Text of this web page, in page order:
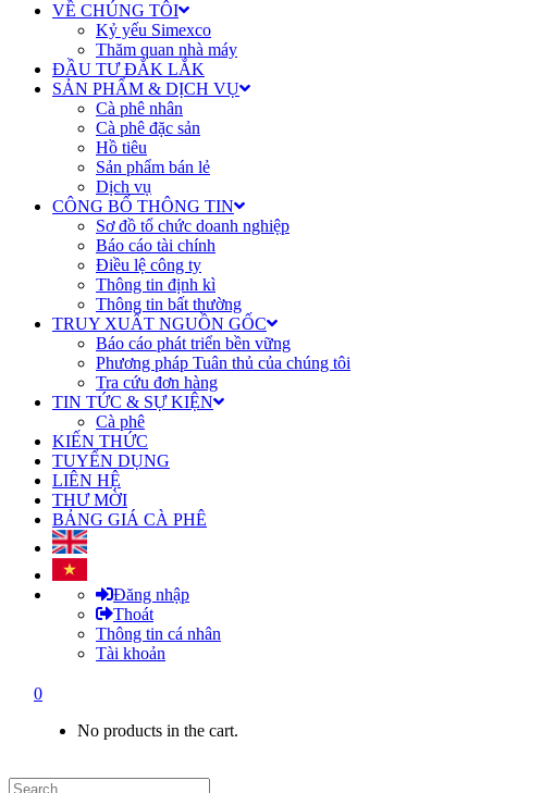
VỀ CHÚNG TÔI
Kỷ yếu Simexco
Thăm quan nhà máy
ĐẦU TƯ ĐẮK LẮK
SẢN PHẨM & DỊCH VỤ
Cà phê nhân
Cà phê đặc sản
Hồ tiêu
Sản phẩm bán lẻ
Dịch vụ
CÔNG BỐ THÔNG TIN
Sơ đồ tổ chức doanh nghiệp
Báo cáo tài chính
Điều lệ công ty
Thông tin định kì
Thông tin bất thường
TRUY XUẤT NGUỒN GỐC
Báo cáo phát triển bền vững
Phương pháp Tuân thủ của chúng tôi
Tra cứu đơn hàng
TIN TỨC & SỰ KIỆN
Cà phê
KIẾN THỨC
TUYỂN DỤNG
LIÊN HỆ
THƯ MỜI
BẢNG GIÁ CÀ PHÊ
Đăng nhập
Thoát
Thông tin cá nhân
Tài khoản
0
No products in the cart.